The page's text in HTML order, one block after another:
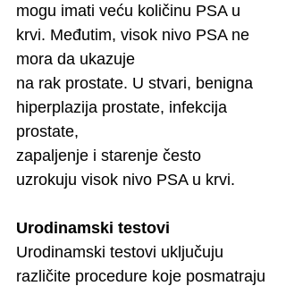
mogu imati veću količinu PSA u
krvi. Međutim, visok nivo PSA ne
mora da ukazuje
na rak prostate. U stvari, benigna
hiperplazija prostate, infekcija
prostate,
zapaljenje i starenje često
uzrokuju visok nivo PSA u krvi.
Urodinamski testovi
Urodinamski testovi uključuju
različite procedure koje posmatraju